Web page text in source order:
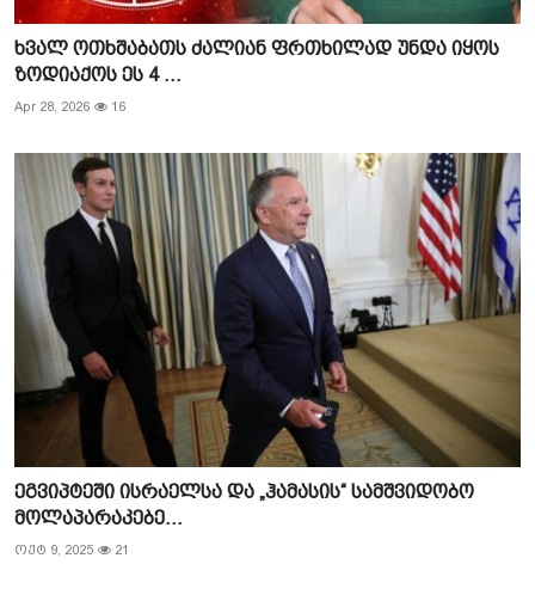
ხვალ ოთხშაბათს ძალიან ფრთხილად უნდა იყოს
ზოდიაქოს ეს 4 ...
Apr 28, 2026 16
ეგვიპტეში ისრაელსა და „ჰამასის“ სამშვიდობო
მოლაპარაკებე...
ოქტ 9, 2025 21